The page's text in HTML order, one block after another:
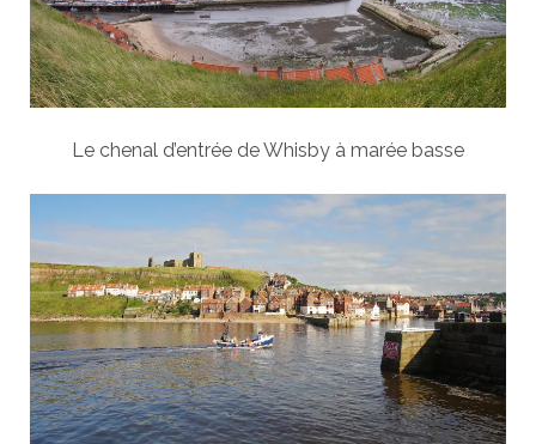
Le chenal d’entrée de Whisby à marée basse